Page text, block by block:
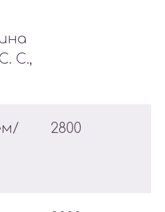
С.,
2800